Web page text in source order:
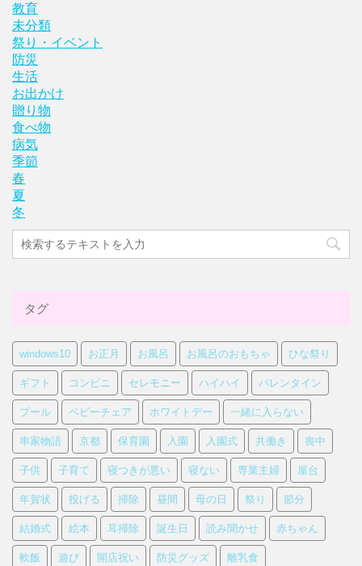
教育
未分類
祭り・イベント
防災
生活
お出かけ
贈り物
食べ物
病気
季節
春
夏
冬
タグ
windows10 お正月 お風呂 お風呂のおもちゃ ひな祭り
ギフト コンビニ セレモニー ハイハイ バレンタイン
プール ベビーチェア ホワイトデー 一緒に入らない
串家物語 京都 保育園 入園 入園式 共働き 喪中
子供 子育て 寝つきが悪い 寝ない 専業主婦 屋台
年賀状 投げる 掃除 昼間 母の日 祭り 節分
結婚式 絵本 耳掃除 誕生日 読み聞かせ 赤ちゃん
軟飯 遊び 開店祝い 防災グッズ 離乳食